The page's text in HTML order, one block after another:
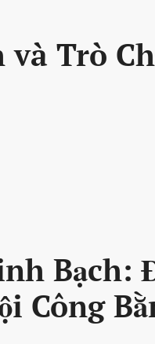
Trò
Bạch:
Công